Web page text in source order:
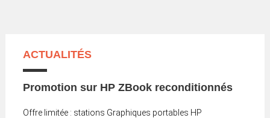
ACTUALITÉS
Promotion sur HP ZBook reconditionnés
Offre limitée : stations Graphiques portables HP